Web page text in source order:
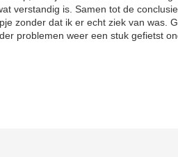
verstandig is. Samen tot de
zonder dat ik er echt ziek van was.
problemen weer een stuk gefietst